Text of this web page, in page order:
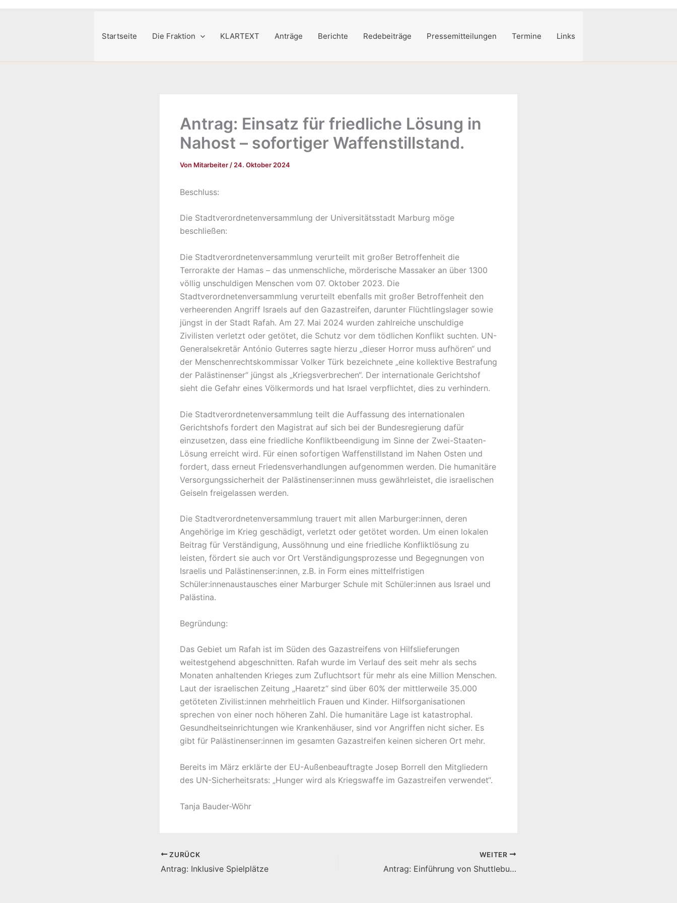
Startseite Die Fraktion KLARTEXT Anträge Berichte Redebeiträge Pressemitteilungen Termine Links
Antrag: Einsatz für friedliche Lösung in
Nahost – sofortiger Waffenstillstand.
Von Mitarbeiter / 24. Oktober 2024
Beschluss:
Die Stadtverordnetenversammlung der Universitätsstadt Marburg möge
beschließen:
Die Stadtverordnetenversammlung verurteilt mit großer Betroffenheit die
Terrorakte der Hamas – das unmenschliche, mörderische Massaker an über 1300
völlig unschuldigen Menschen vom 07. Oktober 2023. Die
Stadtverordnetenversammlung verurteilt ebenfalls mit großer Betroffenheit den
verheerenden Angriff Israels auf den Gazastreifen, darunter Flüchtlingslager sowie
jüngst in der Stadt Rafah. Am 27. Mai 2024 wurden zahlreiche unschuldige
Zivilisten verletzt oder getötet, die Schutz vor dem tödlichen Konflikt suchten. UN-
Generalsekretär António Guterres sagte hierzu „dieser Horror muss aufhören“ und
der Menschenrechtskommissar Volker Türk bezeichnete „eine kollektive Bestrafung
der Palästinenser“ jüngst als „Kriegsverbrechen“. Der internationale Gerichtshof
sieht die Gefahr eines Völkermords und hat Israel verpflichtet, dies zu verhindern.
Die Stadtverordnetenversammlung teilt die Auffassung des internationalen
Gerichtshofs fordert den Magistrat auf sich bei der Bundesregierung dafür
einzusetzen, dass eine friedliche Konfliktbeendigung im Sinne der Zwei-Staaten-
Lösung erreicht wird. Für einen sofortigen Waffenstillstand im Nahen Osten und
fordert, dass erneut Friedensverhandlungen aufgenommen werden. Die humanitäre
Versorgungssicherheit der Palästinenser:innen muss gewährleistet, die israelischen
Geiseln freigelassen werden.
Die Stadtverordnetenversammlung trauert mit allen Marburger:innen, deren
Angehörige im Krieg geschädigt, verletzt oder getötet worden. Um einen lokalen
Beitrag für Verständigung, Aussöhnung und eine friedliche Konfliktlösung zu
leisten, fördert sie auch vor Ort Verständigungsprozesse und Begegnungen von
Israelis und Palästinenser:innen, z.B. in Form eines mittelfristigen
Schüler:innenaustausches einer Marburger Schule mit Schüler:innen aus Israel und
Palästina.
Begründung:
Das Gebiet um Rafah ist im Süden des Gazastreifens von Hilfslieferungen
weitestgehend abgeschnitten. Rafah wurde im Verlauf des seit mehr als sechs
Monaten anhaltenden Krieges zum Zufluchtsort für mehr als eine Million Menschen.
Laut der israelischen Zeitung „Haaretz“ sind über 60% der mittlerweile 35.000
getöteten Zivilist:innen mehrheitlich Frauen und Kinder. Hilfsorganisationen
sprechen von einer noch höheren Zahl. Die humanitäre Lage ist katastrophal.
Gesundheitseinrichtungen wie Krankenhäuser, sind vor Angriffen nicht sicher. Es
gibt für Palästinenser:innen im gesamten Gazastreifen keinen sicheren Ort mehr.
Bereits im März erklärte der EU-Außenbeauftragte Josep Borrell den Mitgliedern
des UN-Sicherheitsrats: „Hunger wird als Kriegswaffe im Gazastreifen verwendet“.
Tanja Bauder-Wöhr
ZURÜCK
Antrag: Inklusive Spielplätze
WEITER
Antrag: Einführung von Shuttlebus Verbindungen der Sportflächen in der Sportstadt Marburg